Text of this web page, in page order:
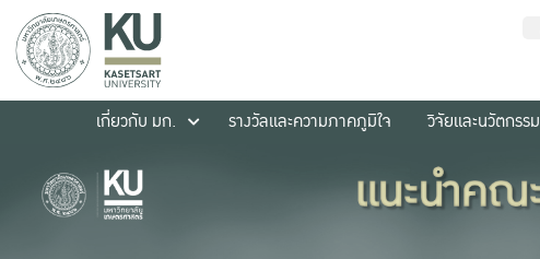
เกี่ยวกับ มก.
รางวัลและความภาคภูมิใจ วิจัยและนวัตกรรม